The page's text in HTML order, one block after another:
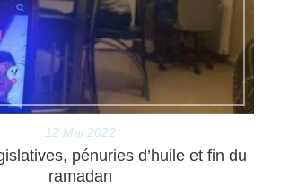
12 Mai 2022
pénuries d’huile et fin du
ramadan